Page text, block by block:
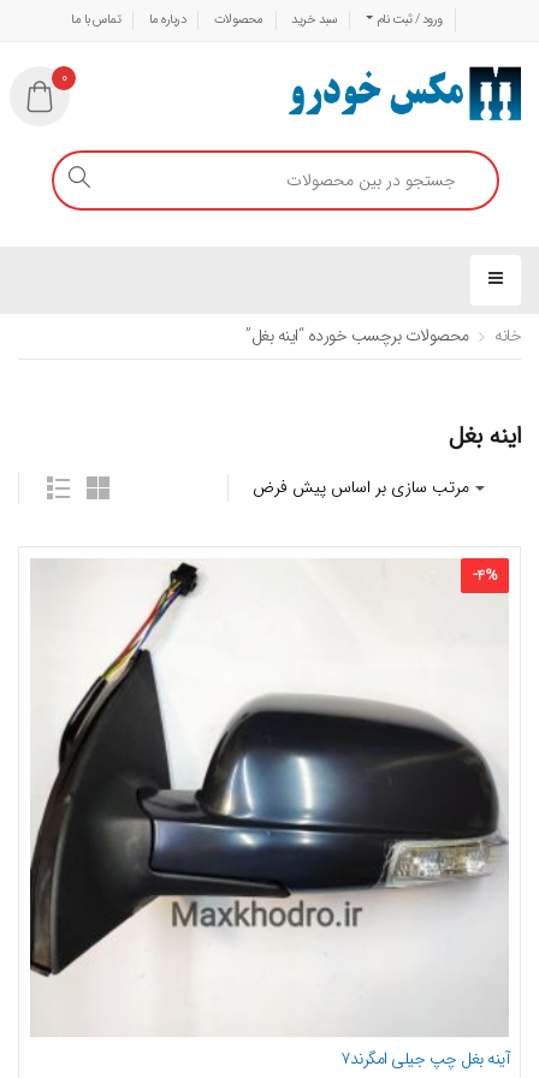
ورود / ثبت نام سبد خرید محصولات درباره ما تماس با ما
0
خانه محصولات برچسب خورده “اینه بغل”
اینه بغل
-4%
آینه بغل چپ جیلی امگرند۷